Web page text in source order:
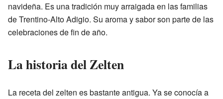
navideña. Es una tradición muy arraigada en las familias
de Trentino-Alto Adigio. Su aroma y sabor son parte de las
celebraciones de fin de año.
La historia del Zelten
La receta del zelten es bastante antigua. Ya se conocía a